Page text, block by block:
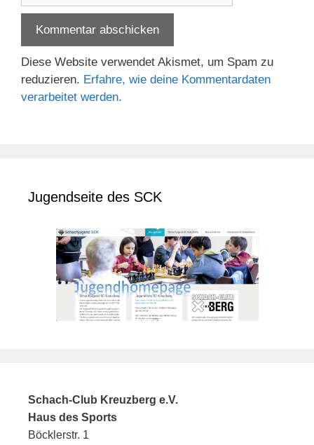
Diese Website verwendet Akismet, um Spam zu
reduzieren. Erfahre, wie deine Kommentardaten
verarbeitet werden.
Jugendseite des SCK
Schach-Club Kreuzberg e.V.
Haus des Sports
Böcklerstr. 1